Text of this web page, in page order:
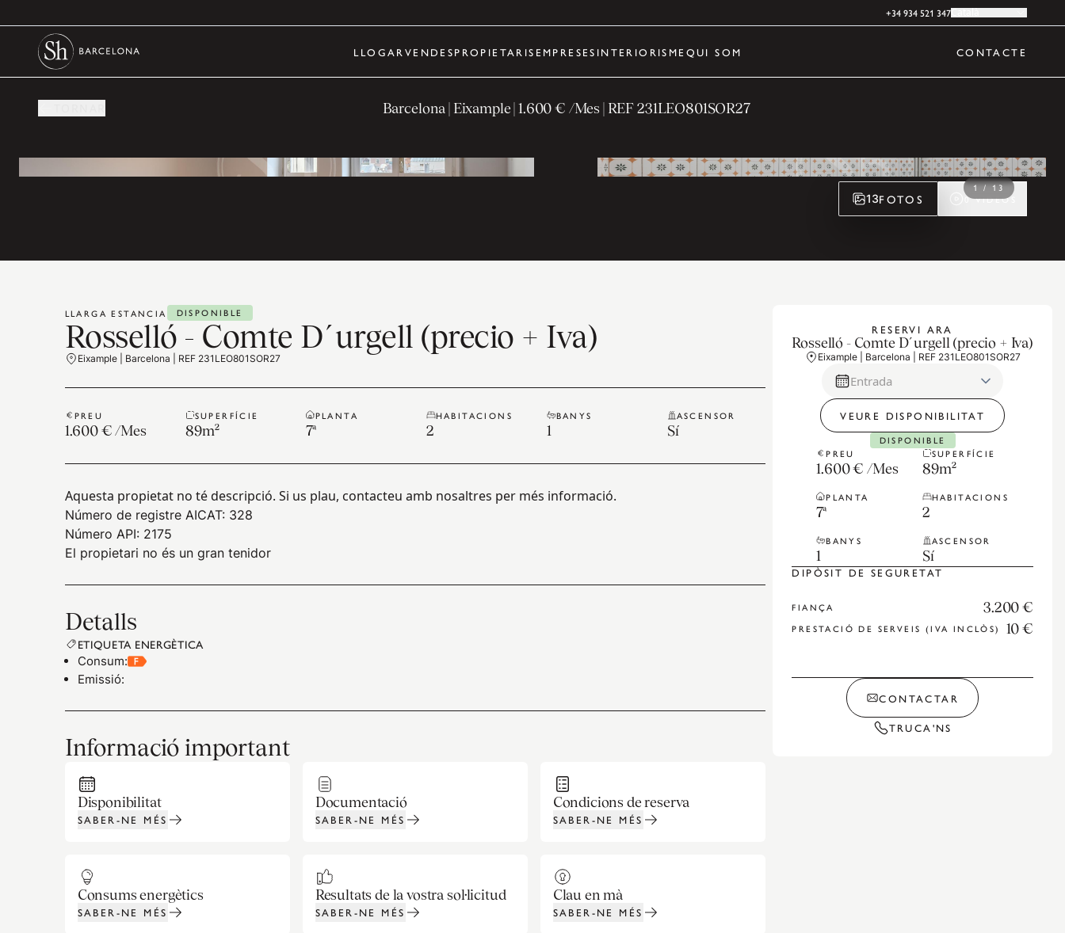
+34 934 521 347Català
LLOGAR VENDESPROPIETARIS EMPRESES INTERIORISME QUI SOM CONTACTE
Barcelona | Eixample 1.600 € /Mes | REF231LEO801SOR27
1/13
13FOTOS 0 VÍDEOS
LLARGA ESTANCIA DISPONIBLE
Rosselló - Comte D´urgell (precio + Iva)
Eixample | Barcelona | REF 231LEO801SOR27
PREU
1.600 €/Mes
SUPERFÍCIE
89m²
PLANTA
7ª
HABITACIONS
2
BANYS
1
ASCENSOR
Sí
Aquesta propietat no té descripció. Si us plau, contacteu amb nosaltres per més informació.
Número de registre AICAT: 328
Número API: 2175
El propietari no és un gran tenidor
Detalls
ETIQUETA ENERGÈTICA
Consum:
Emissió:
Informació important
Disponibilitat
SABER-NE MÉS
Documentació
SABER-NE MÉS
Condicions de reserva
SABER-NE MÉS
Consums energètics
SABER-NE MÉS
Resultats de la vostra sol·licitud
SABER-NE MÉS
Clau en mà
SABER-NE MÉS
RESERVI ARA
Rosselló - Comte D´urgell (precio + Iva)
Eixample | Barcelona | REF 231LEO801SOR27
Entrada
VEURE DISPONIBILITAT
DISPONIBLE
PREU
1.600 € /Mes
SUPERFÍCIE
89m²
PLANTA
7ª
HABITACIONS
2
BANYS
1
ASCENSOR
Sí
DIPÒSIT DE SEGURETAT
FIANÇA 3.200 €
PRESTACIÓ DE SERVEIS (IVA INCLÒS) 10 €
CONTACTAR
TRUCA'NS